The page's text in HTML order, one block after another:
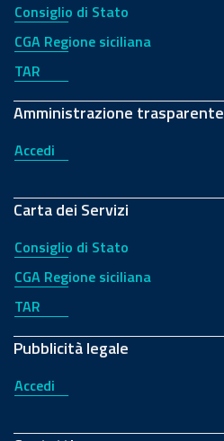
Consiglio di Stato
CGA Regione siciliana
TAR
Amministrazione trasparente
Accedi
Carta dei Servizi
Consiglio di Stato
CGA Regione siciliana
TAR
Pubblicità legale
Accedi